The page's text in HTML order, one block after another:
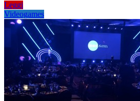
Leggi
Videogames